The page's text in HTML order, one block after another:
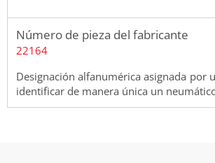
Número de pieza del fabricante
22164
Designación alfanumérica asignada por
identificar de manera única un